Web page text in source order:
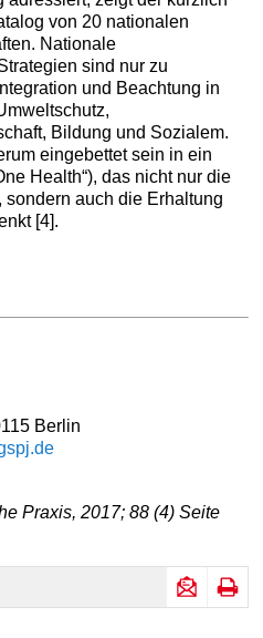
von 20 nationalen
Nationale
sind nur zu
und Beachtung in
Bildung und Sozialem.
eingebettet sein in ein
Health“), das nicht nur die
auch die Erhaltung
[4].
Berlin
Praxis, 2017; 88 (4) Seite